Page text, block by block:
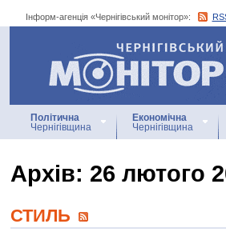
Інформ-агенція «Чернігівський монітор»:
Інформ-агенція
«Чернігівський монітор»
Політична
Чернігівщина
Економічна
Чернігівщина
Архiв: 26 лютого
СТИЛЬ